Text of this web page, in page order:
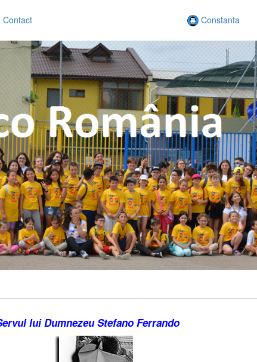
Contact Constanta
lui Dumnezeu Stefano Ferrando